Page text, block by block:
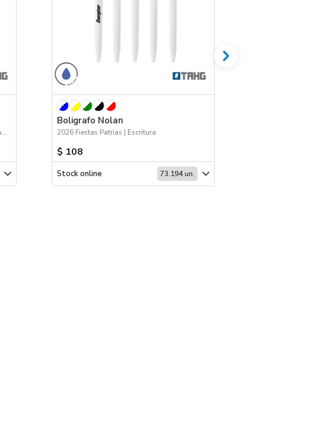
2026 Día de la Niñez | 2026 Minería | Escritura
Boligrafo Nolan
2026 Fiestas Patrias | Escritura
$ 108
Stock online 73.194 un.